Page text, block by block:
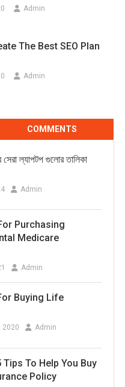
Admin
The Best SEO Plan
Admin
COMMENTS
সেরা ল্যাপটপ গুলোর তালিকা
Admin
Purchasing
Medicare
Admin
Buying Life
2020 Admin
Tips To Help You Buy
Policy